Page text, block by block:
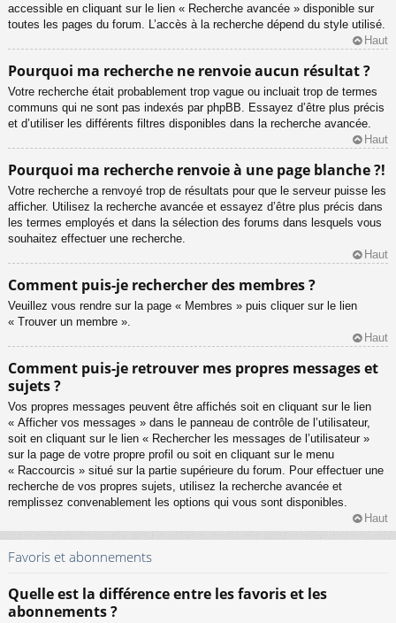
accessible en cliquant sur le lien « Recherche avancée » disponible sur
toutes les pages du forum. L’accès à la recherche dépend du style utilisé.
Haut
Pourquoi ma recherche ne renvoie aucun résultat ?
Votre recherche était probablement trop vague ou incluait trop de termes
communs qui ne sont pas indexés par phpBB. Essayez d’être plus précis
et d’utiliser les différents filtres disponibles dans la recherche avancée.
Haut
Pourquoi ma recherche renvoie à une page blanche ?!
Votre recherche a renvoyé trop de résultats pour que le serveur puisse les
afficher. Utilisez la recherche avancée et essayez d’être plus précis dans
les termes employés et dans la sélection des forums dans lesquels vous
souhaitez effectuer une recherche.
Haut
Comment puis-je rechercher des membres ?
Veuillez vous rendre sur la page « Membres » puis cliquer sur le lien
« Trouver un membre ».
Haut
Comment puis-je retrouver mes propres messages et
sujets ?
Vos propres messages peuvent être affichés soit en cliquant sur le lien
« Afficher vos messages » dans le panneau de contrôle de l’utilisateur,
soit en cliquant sur le lien « Rechercher les messages de l’utilisateur »
sur la page de votre propre profil ou soit en cliquant sur le menu
« Raccourcis » situé sur la partie supérieure du forum. Pour effectuer une
recherche de vos propres sujets, utilisez la recherche avancée et
remplissez convenablement les options qui vous sont disponibles.
Haut
Favoris et abonnements
Quelle est la différence entre les favoris et les
abonnements ?